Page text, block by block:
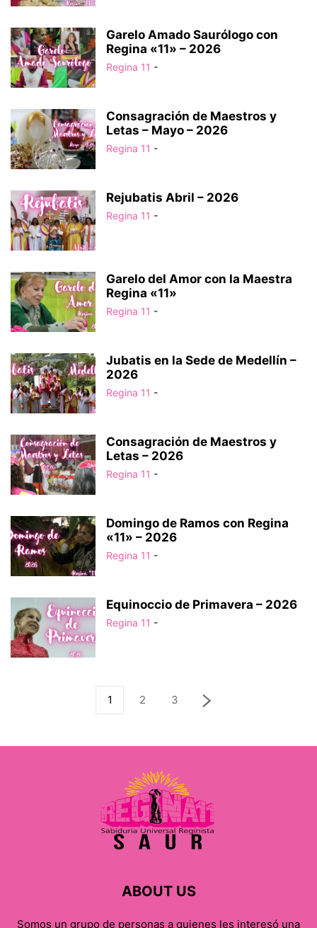
Garelo Amado Saurólogo con
Regina «11» – 2026
Regina 11 -
Consagración de Maestros y
Letas – Mayo – 2026
Regina 11 -
Rejubatis Abril – 2026
Regina 11 -
Garelo del Amor con la Maestra
Regina «11»
Regina 11 -
Jubatis en la Sede de Medellín –
2026
Regina 11 -
Consagración de Maestros y
Letas – 2026
Regina 11 -
Domingo de Ramos con Regina
«11» – 2026
Regina 11 -
Equinoccio de Primavera – 2026
Regina 11 -
1 2 3
ABOUT US
Somos un grupo de personas a quienes les interesó una